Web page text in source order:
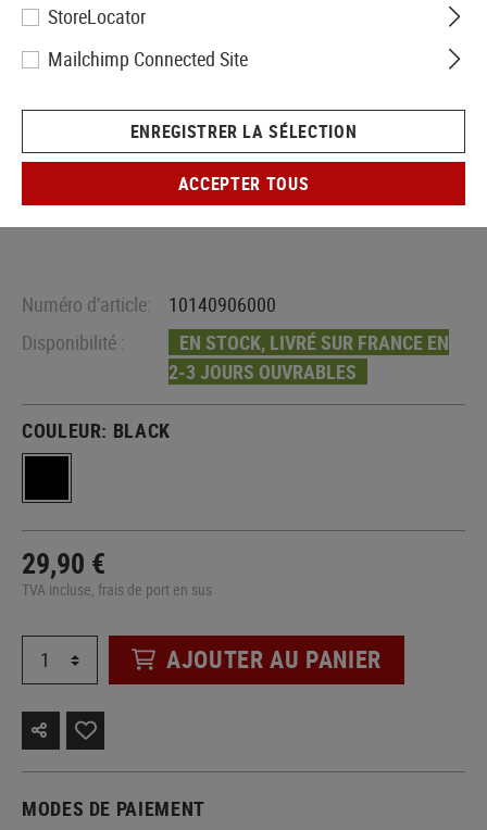
Numéro d'article:
10140906000
Disponibilité :
EN STOCK, LIVRÉ SUR FRANCE EN
2-3 JOURS OUVRABLES
COULEUR: BLACK
29,90 €
TVA incluse, frais de port en sus
AJOUTER AU PANIER
MODES DE PAIEMENT
StoreLocator
Mailchimp Connected Site
ENREGISTRER LA SÉLECTION
ACCEPTER TOUS